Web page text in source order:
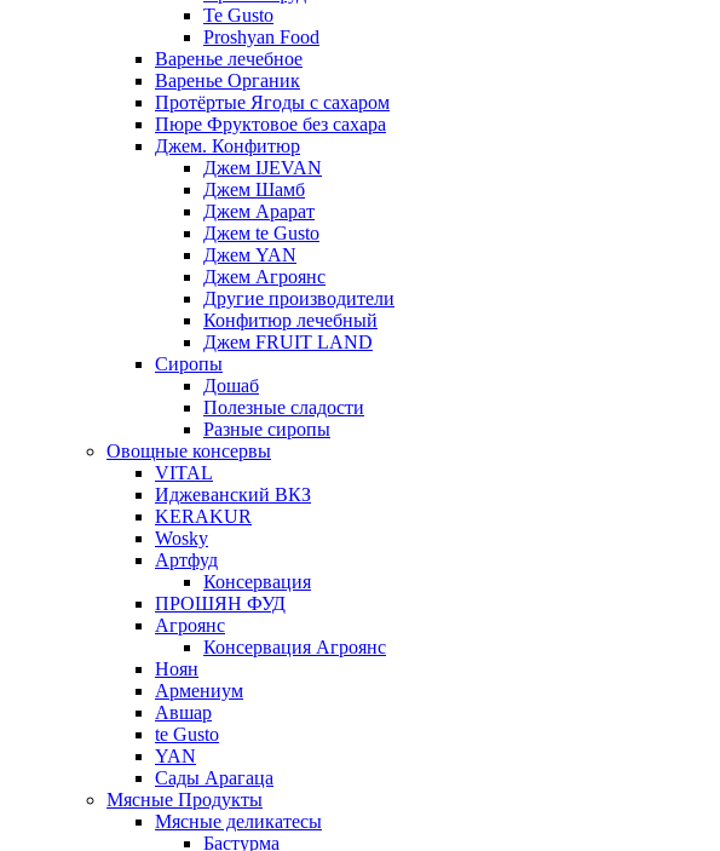
Te Gusto
Proshyan Food
Варенье лечебное
Варенье Органик
Протёртые Ягоды с сахаром
Пюре Фруктовое без сахара
Джем. Конфитюр
Джем IJEVAN
Джем Шамб
Джем Арарат
Джем te Gusto
Джем YAN
Джем Агроянс
Другие производители
Конфитюр лечебный
Джем FRUIT LAND
Сиропы
Дошаб
Полезные сладости
Разные сиропы
Овощные консервы
VITAL
Иджеванский ВКЗ
KERAKUR
Wosky
Артфуд
Консервация
ПРОШЯН ФУД
Агроянс
Консервация Агроянс
Ноян
Армениум
Авшар
te Gusto
YAN
Сады Арагаца
Мясные Продукты
Мясные деликатесы
Бастурма